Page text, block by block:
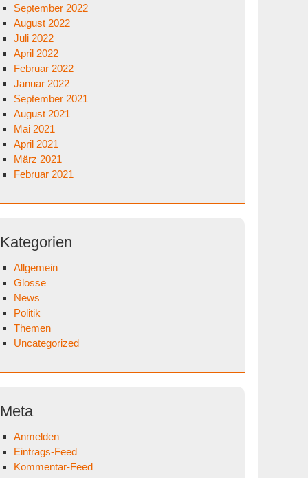
September 2022
August 2022
Juli 2022
April 2022
Februar 2022
Januar 2022
September 2021
August 2021
Mai 2021
April 2021
März 2021
Februar 2021
Kategorien
Allgemein
Glosse
News
Politik
Themen
Uncategorized
Meta
Anmelden
Eintrags-Feed
Kommentar-Feed